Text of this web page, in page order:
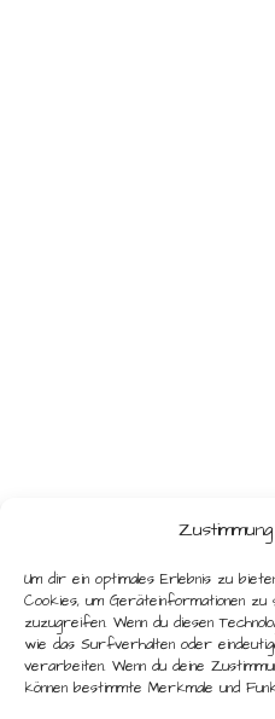
Um dir ein optimales Erlebnis zu
Cookies, um Geräteinformationen
zuzugreifen. Wenn du diesen
wie das Surfverhalten oder
verarbeiten. Wenn du deine
können bestimmte Merkmale und